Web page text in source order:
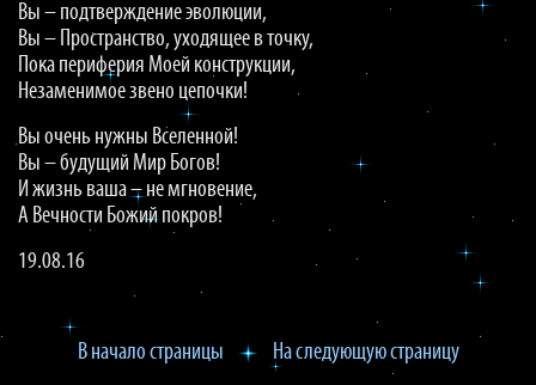
Вы – подтверждение эволюции,
Вы – Пространство, уходящее в точку,
Пока периферия Моей конструкции,
Незаменимое звено цепочки!
Вы очень нужны Вселенной!
Вы – будущий Мир Богов!
И жизнь ваша – не мгновение,
А Вечности Божий покров!
19.08.16
В начало страницы На следующую страницу